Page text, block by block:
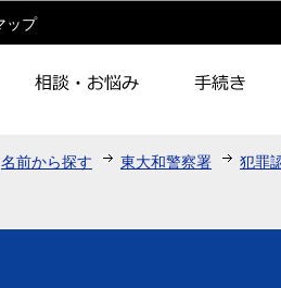
ジの本文へ移動
ップ
名前から探す 東大和警察署 犯罪